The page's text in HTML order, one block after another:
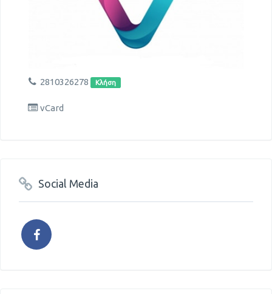
2810326278 Κλήση
vCard
Social Media